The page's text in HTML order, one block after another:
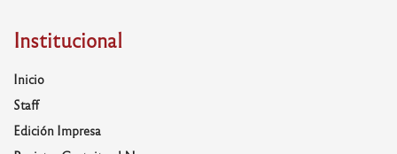
Institucional
Inicio
Staff
Edición Impresa